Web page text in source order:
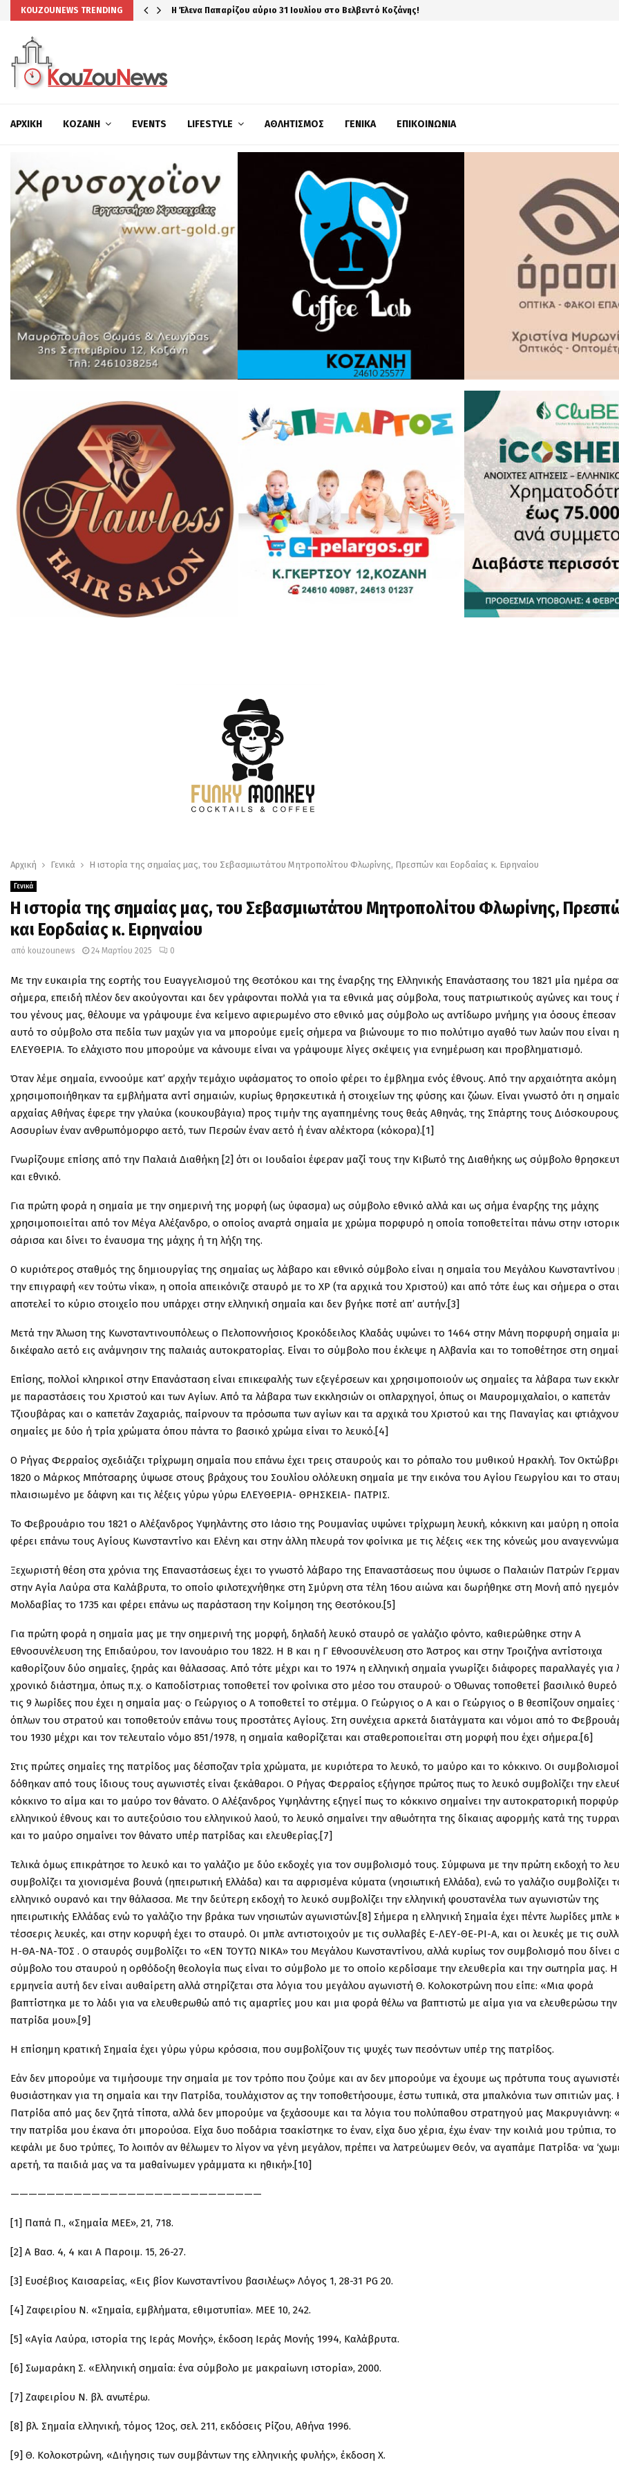
KOUZOUNEWS TRENDING Η Έλενα Παπαρίζου αύριο 31 Ιουλίου στο Βελβεντό Κοζάνης!
ΑΡΧΙΚΉ ΚΟΖΆΝΗ EVENTS LIFESTYLE ΑΘΛΗΤΙΣΜΌΣ ΓΕΝΙΚΆ ΕΠΙΚΟΙΝΩΝΊΑ
Αρχική Γενικά Η ιστορία της σημαίας μας, του Σεβασμιωτάτου Μητροπολίτου Φλωρίνης, Πρεσπών και Εορδαίας κ. Ειρηναίου
Γενικά
Η ιστορία της σημαίας μας, του Σεβασμιωτάτου Μητροπολίτου Φλωρίνης,
και Εορδαίας κ. Ειρηναίου
από kouzounews 24 Μαρτίου 2025 0
Με την ευκαιρία της εορτής του Ευαγγελισμού της Θεοτόκου και της έναρξης της Ελληνικής Επανάστασης του 1821 μία ημέρα
σήμερα, επειδή πλέον δεν ακούγονται και δεν γράφονται πολλά για τα εθνικά μας σύμβολα, τους πατριωτικούς αγώνες και τους
του γένους μας, θέλουμε να γράψουμε ένα κείμενο αφιερωμένο στο εθνικό μας σύμβολο ως αντίδωρο μνήμης για όσους έπεσαν
αυτό το σύμβολο στα πεδία των μαχών για να μπορούμε εμείς σήμερα να βιώνουμε το πιο πολύτιμο αγαθό των λαών που είναι η
ΕΛΕΥΘΕΡΙΑ. Το ελάχιστο που μπορούμε να κάνουμε είναι να γράψουμε λίγες σκέψεις για ενημέρωση και προβληματισμό.
Όταν λέμε σημαία, εννοούμε κατ’ αρχήν τεμάχιο υφάσματος το οποίο φέρει το έμβλημα ενός έθνους. Από την αρχαιότητα ακόμη
χρησιμοποιήθηκαν τα εμβλήματα αντί σημαιών, κυρίως θρησκευτικά ή στοιχείων της φύσης και ζώων. Είναι γνωστό ότι η
αρχαίας Αθήνας έφερε την γλαύκα (κουκουβάγια) προς τιμήν της αγαπημένης τους θεάς Αθηνάς, της Σπάρτης τους
Ασσυρίων έναν ανθρωπόμορφο αετό, των Περσών έναν αετό ή έναν αλέκτορα (κόκορα).[1]
Γνωρίζουμε επίσης από την Παλαιά Διαθήκη [2] ότι οι Ιουδαίοι έφεραν μαζί τους την Κιβωτό της Διαθήκης ως σύμβολο
και εθνικό.
Για πρώτη φορά η σημαία με την σημερινή της μορφή (ως ύφασμα) ως σύμβολο εθνικό αλλά και ως σήμα έναρξης της μάχης
χρησιμοποιείται από τον Μέγα Αλέξανδρο, ο οποίος αναρτά σημαία με χρώμα πορφυρό η οποία τοποθετείται πάνω στην
σάρισα και δίνει το έναυσμα της μάχης ή τη λήξη της.
Ο κυριότερος σταθμός της δημιουργίας της σημαίας ως λάβαρο και εθνικό σύμβολο είναι η σημαία του Μεγάλου Κωνσταντίνου
την επιγραφή «εν τούτω νίκα», η οποία απεικόνιζε σταυρό με το ΧΡ (τα αρχικά του Χριστού) και από τότε έως και σήμερα ο
αποτελεί το κύριο στοιχείο που υπάρχει στην ελληνική σημαία και δεν βγήκε ποτέ απ’ αυτήν.[3]
Μετά την Άλωση της Κωνσταντινουπόλεως ο Πελοποννήσιος Κροκόδειλος Κλαδάς υψώνει το 1464 στην Μάνη πορφυρή σημαία
δικέφαλο αετό εις ανάμνησιν της παλαιάς αυτοκρατορίας. Είναι το σύμβολο που έκλεψε η Αλβανία και το τοποθέτησε στη
Επίσης, πολλοί κληρικοί στην Επανάσταση είναι επικεφαλής των εξεγέρσεων και χρησιμοποιούν ως σημαίες τα λάβαρα των
με παραστάσεις του Χριστού και των Αγίων. Από τα λάβαρα των εκκλησιών οι οπλαρχηγοί, όπως οι Μαυρομιχαλαίοι, ο καπετάν
Τζιουβάρας και ο καπετάν Ζαχαριάς, παίρνουν τα πρόσωπα των αγίων και τα αρχικά του Χριστού και της Παναγίας και
σημαίες με δύο ή τρία χρώματα όπου πάντα το βασικό χρώμα είναι το λευκό.[4]
Ο Ρήγας Φερραίος σχεδιάζει τρίχρωμη σημαία που επάνω έχει τρεις σταυρούς και το ρόπαλο του μυθικού Ηρακλή. Τον
1820 ο Μάρκος Μπότσαρης ύψωσε στους βράχους του Σουλίου ολόλευκη σημαία με την εικόνα του Αγίου Γεωργίου και το
πλαισιωμένο με δάφνη και τις λέξεις γύρω γύρω ΕΛΕΥΘΕΡΙΑ- ΘΡΗΣΚΕΙΑ- ΠΑΤΡΙΣ.
Το Φεβρουάριο του 1821 ο Αλέξανδρος Υψηλάντης στο Ιάσιο της Ρουμανίας υψώνει τρίχρωμη λευκή, κόκκινη και μαύρη η οποία
φέρει επάνω τους Αγίους Κωνσταντίνο και Ελένη και στην άλλη πλευρά τον φοίνικα με τις λέξεις «εκ της κόνεώς μου
Ξεχωριστή θέση στα χρόνια της Επαναστάσεως έχει το γνωστό λάβαρο της Επαναστάσεως που ύψωσε ο Παλαιών Πατρών
στην Αγία Λαύρα στα Καλάβρυτα, το οποίο φιλοτεχνήθηκε στη Σμύρνη στα τέλη 16ου αιώνα και δωρήθηκε στη Μονή από
Μολδαβίας το 1735 και φέρει επάνω ως παράσταση την Κοίμηση της Θεοτόκου.[5]
Για πρώτη φορά η σημαία μας με την σημερινή της μορφή, δηλαδή λευκό σταυρό σε γαλάζιο φόντο, καθιερώθηκε στην Α΄
Εθνοσυνέλευση της Επιδαύρου, τον Ιανουάριο του 1822. Η Β΄ και η Γ΄ Εθνοσυνέλευση στο Άστρος και στην Τροιζήνα αντίστοιχα
καθορίζουν δύο σημαίες, ξηράς και θάλασσας. Από τότε μέχρι και το 1974 η ελληνική σημαία γνωρίζει διάφορες παραλλαγές για
χρονικό διάστημα, όπως π.χ. ο Καποδίστριας τοποθετεί τον φοίνικα στο μέσο του σταυρού· ο Όθωνας τοποθετεί βασιλικό θυρεό
τις 9 λωρίδες που έχει η σημαία μας· ο Γεώργιος ο Α΄ τοποθετεί το στέμμα. Ο Γεώργιος ο Α΄ και ο Γεώργιος ο Β΄ θεσπίζουν σημαίες
όπλων του στρατού και τοποθετούν επάνω τους προστάτες Αγίους. Στη συνέχεια αρκετά διατάγματα και νόμοι από το
του 1930 μέχρι και τον τελευταίο νόμο 851/1978, η σημαία καθορίζεται και σταθεροποιείται στη μορφή που έχει σήμερα.[6]
Στις πρώτες σημαίες της πατρίδος μας δέσποζαν τρία χρώματα, με κυριότερα το λευκό, το μαύρο και το κόκκινο. Οι
δόθηκαν από τους ίδιους τους αγωνιστές είναι ξεκάθαροι. Ο Ρήγας Φερραίος εξήγησε πρώτος πως το λευκό συμβολίζει την
κόκκινο το αίμα και το μαύρο τον θάνατο. Ο Αλέξανδρος Υψηλάντης εξηγεί πως το κόκκινο σημαίνει την αυτοκρατορική
ελληνικού έθνους και το αυτεξούσιο του ελληνικού λαού, το λευκό σημαίνει την αθωότητα της δίκαιας αφορμής κατά της
και το μαύρο σημαίνει τον θάνατο υπέρ πατρίδας και ελευθερίας.[7]
Τελικά όμως επικράτησε το λευκό και το γαλάζιο με δύο εκδοχές για τον συμβολισμό τους. Σύμφωνα με την πρώτη εκδοχή το
συμβολίζει τα χιονισμένα βουνά (ηπειρωτική Ελλάδα) και τα αφρισμένα κύματα (νησιωτική Ελλάδα), ενώ το γαλάζιο συμβολίζει
ελληνικό ουρανό και την θάλασσα. Με την δεύτερη εκδοχή το λευκό συμβολίζει την ελληνική φουστανέλα των αγωνιστών της
ηπειρωτικής Ελλάδας ενώ το γαλάζιο την βράκα των νησιωτών αγωνιστών.[8] Σήμερα η ελληνική Σημαία έχει πέντε λωρίδες μπλε
τέσσερις λευκές, και στην κορυφή έχει το σταυρό. Οι μπλε αντιστοιχούν με τις συλλαβές Ε-ΛΕΥ-ΘΕ-ΡΙ-Α, και οι λευκές με τις
Η-ΘΑ-ΝΑ-ΤΟΣ . Ο σταυρός συμβολίζει το «ΕΝ ΤΟΥΤΩ ΝΙΚΑ» του Μεγάλου Κωνσταντίνου, αλλά κυρίως τον συμβολισμό που δίνει
σύμβολο του σταυρού η ορθόδοξη θεολογία πως είναι το σύμβολο με το οποίο κερδίσαμε την ελευθερία και την σωτηρία μας. Η
ερμηνεία αυτή δεν είναι αυθαίρετη αλλά στηρίζεται στα λόγια του μεγάλου αγωνιστή Θ. Κολοκοτρώνη που είπε: «Μια φορά
βαπτίστηκα με το λάδι για να ελευθερωθώ από τις αμαρτίες μου και μια φορά θέλω να βαπτιστώ με αίμα για να ελευθερώσω την
πατρίδα μου».[9]
Η επίσημη κρατική Σημαία έχει γύρω γύρω κρόσσια, που συμβολίζουν τις ψυχές των πεσόντων υπέρ της πατρίδος.
Εάν δεν μπορούμε να τιμήσουμε την σημαία με τον τρόπο που ζούμε και αν δεν μπορούμε να έχουμε ως πρότυπα τους
θυσιάστηκαν για τη σημαία και την Πατρίδα, τουλάχιστον ας την τοποθετήσουμε, έστω τυπικά, στα μπαλκόνια των σπιτιών μας.
Πατρίδα από μας δεν ζητά τίποτα, αλλά δεν μπορούμε να ξεχάσουμε και τα λόγια του πολύπαθου στρατηγού μας Μακρυγιάννη:
την πατρίδα μου έκανα ότι μπορούσα. Είχα δυο ποδάρια τσακίστηκε το έναν, είχα δυο χέρια, έχω έναν· την κοιλιά μου τρύπια, το
κεφάλι με δυο τρύπες, Το λοιπόν αν θέλωμεν το λίγον να γένη μεγάλον, πρέπει να λατρεύωμεν Θεόν, να αγαπάμε Πατρίδα· να
αρετή, τα παιδιά μας να τα μαθαίνωμεν γράμματα κι ηθική».[10]
————————————————————————————
[1] Παπά Π., «Σημαία ΜΕΕ», 21, 718.
[2] Α΄ Βασ. 4, 4 και Α΄ Παροιμ. 15, 26-27.
[3] Ευσέβιος Καισαρείας, «Εις βίον Κωνσταντίνου βασιλέως» Λόγος 1, 28-31 PG 20.
[4] Ζαφειρίου Ν. «Σημαία, εμβλήματα, εθιμοτυπία». ΜΕΕ 10, 242.
[5] «Αγία Λαύρα, ιστορία της Ιεράς Μονής», έκδοση Ιεράς Μονής 1994, Καλάβρυτα.
[6] Σωμαράκη Σ. «Ελληνική σημαία: ένα σύμβολο με μακραίωνη ιστορία», 2000.
[7] Ζαφειρίου Ν. βλ. ανωτέρω.
[8] βλ. Σημαία ελληνική, τόμος 12ος, σελ. 211, εκδόσεις Ρίζου, Αθήνα 1996.
[9] Θ. Κολοκοτρώνη, «Διήγησις των συμβάντων της ελληνικής φυλής», έκδοση Χ.